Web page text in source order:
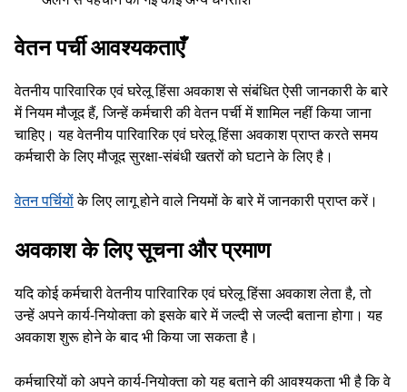
वेतन पर्ची आवश्यकताएँ
वेतनीय पारिवारिक एवं घरेलू हिंसा अवकाश से संबंधित ऐसी जानकारी के बारे
में नियम मौजूद हैं, जिन्हें कर्मचारी की वेतन पर्ची में शामिल नहीं किया जाना
चाहिए। यह वेतनीय पारिवारिक एवं घरेलू हिंसा अवकाश प्राप्त करते समय
कर्मचारी के लिए मौजूद सुरक्षा-संबंधी खतरों को घटाने के लिए है।
वेतन पर्चियोंके लिए लागू होने वाले नियमों के बारे में जानकारी प्राप्त करें।
अवकाश के लिए सूचना और प्रमाण
यदि कोई कर्मचारी वेतनीय पारिवारिक एवं घरेलू हिंसा अवकाश लेता है, तो
उन्हें अपने कार्य-नियोक्ता को इसके बारे में जल्दी से जल्दी बताना होगा। यह
अवकाश शुरू होने के बाद भी किया जा सकता है।
कर्मचारियों को अपने कार्य-नियोक्ता को यह बताने की आवश्यकता भी है कि वे